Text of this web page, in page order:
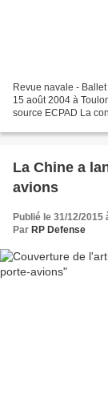
Revue navale -
15 août 2004 à
source ECPAD La
La Chine a
avions
Publié le 31/12/2015
Par RP Defense